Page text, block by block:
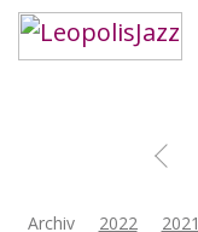
Archiv 2022 2021